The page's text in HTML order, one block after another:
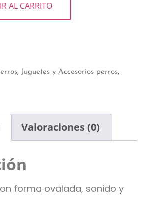
AL CARRITO
, Juguetes y Accesorios perros,
Valoraciones (0)
forma ovalada, sonido y